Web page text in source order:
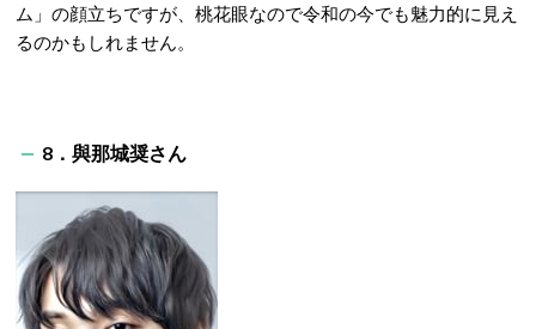
ム」の顔立ちですが、桃花眼なので令和の今でも魅力的に見え
るのかもしれません。
8．與那城奨さん